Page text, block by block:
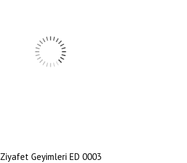
Ziyafet Geyimleri ED 0003